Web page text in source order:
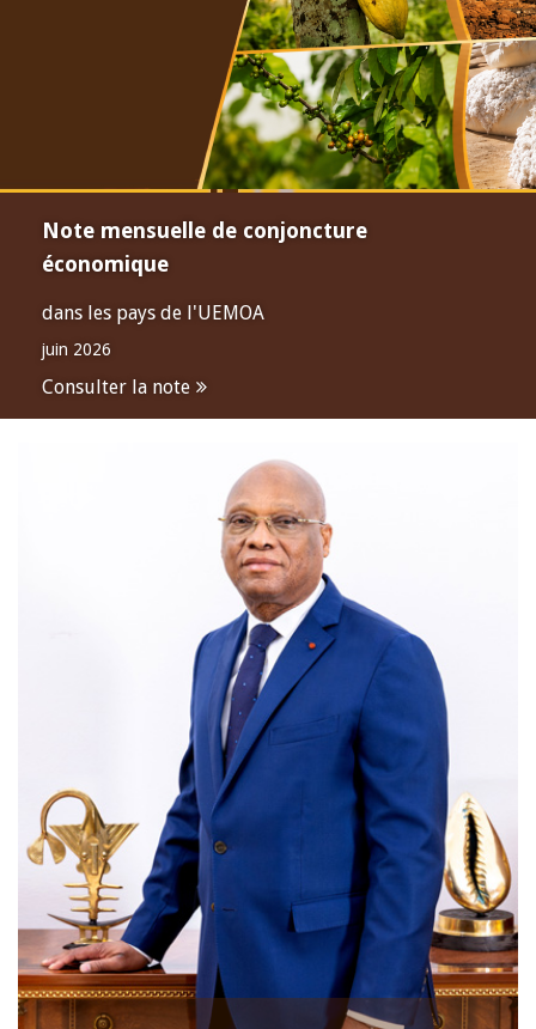
Note mensuelle de conjoncture
économique
dans les pays de l'UEMOA
juin 2026
Consulter la note